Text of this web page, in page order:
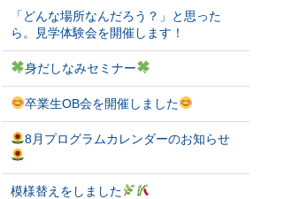
「どんな場所なんだろう？」と思った
ら。見学体験会を開催します！
身だしなみセミナー
卒業生OB会を開催しました
8月プログラムカレンダーのお知らせ
模様替えをしました